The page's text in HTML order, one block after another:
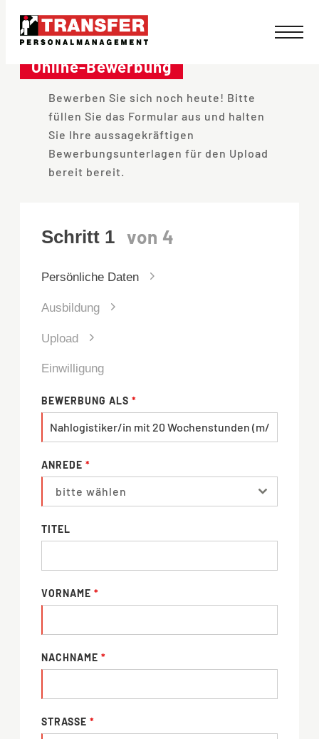
Direkt
zum
Inhalt
wechseln
Online-Bewerbung
Bewerben Sie sich noch heute! Bitte
füllen Sie das Formular aus und halten
Sie Ihre aussagekräftigen
Bewerbungsunterlagen für den Upload
bereit bereit.
Persönliche Daten
Ausbildung
Upload
Einwilligung
BEWERBUNG ALS *
ANREDE *
bitte wählen
TITEL
VORNAME *
NACHNAME *
STRASSE *